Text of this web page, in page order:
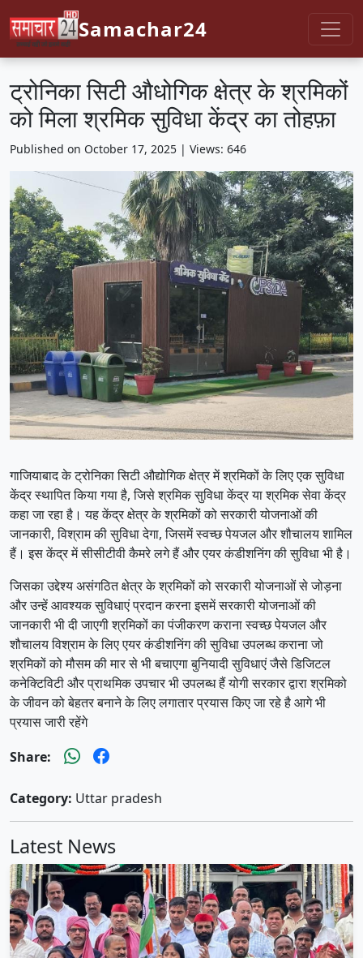
Samachar24
ट्रोनिका सिटी औधोगिक क्षेत्र के श्रमिकों
को मिला श्रमिक सुविधा केंद्र का तोहफ़ा
Published on October 17, 2025 | Views: 646
गाजियाबाद के ट्रोनिका सिटी औद्योगिक क्षेत्र में श्रमिकों के लिए एक सुविधा
केंद्र स्थापित किया गया है, जिसे श्रमिक सुविधा केंद्र या श्रमिक सेवा केंद्र
कहा जा रहा है। यह केंद्र क्षेत्र के श्रमिकों को सरकारी योजनाओं की
जानकारी, विश्राम की सुविधा देगा, जिसमें स्वच्छ पेयजल और शौचालय शामिल
हैं। इस केंद्र में सीसीटीवी कैमरे लगे हैं और एयर कंडीशनिंग की सुविधा भी है।
जिसका उद्देश्य असंगठित क्षेत्र के श्रमिकों को सरकारी योजनाओं से जोड़ना
और उन्हें आवश्यक सुविधाएं प्रदान करना इसमें सरकारी योजनाओं की
जानकारी भी दी जाएगी श्रमिकों का पंजीकरण कराना स्वच्छ पेयजल और
शौचालय विश्राम के लिए एयर कंडीशनिंग की सुविधा उपलब्ध कराना जो
श्रमिकों को मौसम की मार से भी बचाएगा बुनियादी सुविधाएं जैसे डिजिटल
कनेक्टिविटी और प्राथमिक उपचार भी उपलब्ध हैं योगी सरकार द्वारा श्रमिको
के जीवन को बेहतर बनाने के लिए लगातार प्रयास किए जा रहे है आगे भी
प्रयास जारी रहेंगे
Share:
Category: Uttar pradesh
Latest News